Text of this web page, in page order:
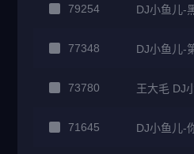
79254 DJ小鱼儿-
77348 DJ小鱼儿-
73780 王大毛 DJ
71645 DJ小鱼儿-